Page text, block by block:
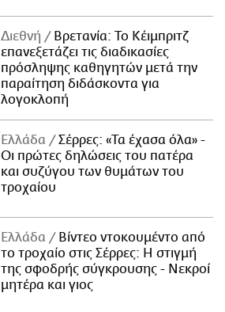
Διεθνή
Βρετανία: Το Κέιμπριτζ
επανεξετάζει τις διαδικασίες
πρόσληψης καθηγητών μετά την
παραίτηση διδάσκοντα για
λογοκλοπή
Ελλάδα
Σέρρες: «Τα έχασα όλα» -
Οι πρώτες δηλώσεις του πατέρα
και συζύγου των θυμάτων του
τροχαίου
Ελλάδα
Βίντεο ντοκουμέντο από
το τροχαίο στις Σέρρες: Η στιγμή
της σφοδρής σύγκρουσης - Νεκροί
μητέρα και γιος